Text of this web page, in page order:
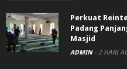
Perkuat
Padang
Masjid
ADMIN - 2 HARI